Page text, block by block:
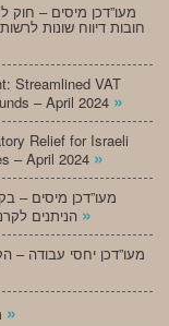
חובות דיווח שונות
Streamlined VAT
– April 2024 »
Relief for Israeli
– April 2024 »
מעו”דכן מיסים –
»
»